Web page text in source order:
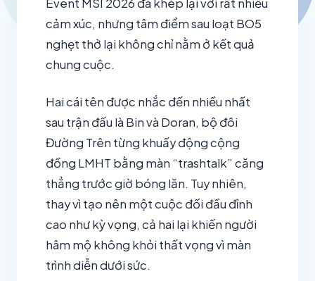
Event MSI 2026 đã khép lại với rất nhiều
cảm xúc, nhưng tâm điểm sau loạt BO5
nghẹt thở lại không chỉ nằm ở kết quả
chung cuộc.
Hai cái tên được nhắc đến nhiều nhất
sau trận đấu là Bin và Doran, bộ đôi
Đường Trên từng khuấy động cộng
đồng LMHT bằng màn “trashtalk” căng
thẳng trước giờ bóng lăn. Tuy nhiên,
thay vì tạo nên một cuộc đối đầu đỉnh
cao như kỳ vọng, cả hai lại khiến người
hâm mộ không khỏi thất vọng vì màn
trình diễn dưới sức.